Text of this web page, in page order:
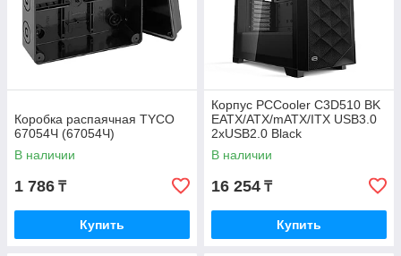
Коробка распаячная TYCO
67054Ч (67054Ч)
В наличии
1 786 ₸
Купить
Корпус PCCooler C3D510 BK
EATX/ATX/mATX/ITX USB3.0
2xUSB2.0 Black
В наличии
16 254 ₸
Купить